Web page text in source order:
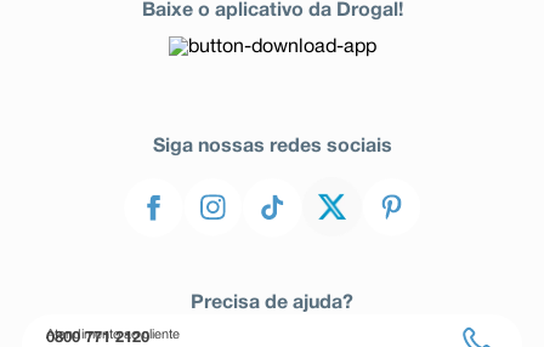
Baixe o aplicativo da Drogal!
Siga nossas redes sociais
Precisa de ajuda?
Atendimento ao cliente
0800 771 2120